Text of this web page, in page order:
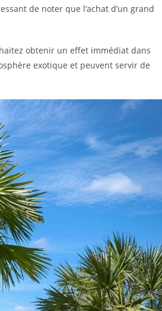
de noter que l’achat d’un grand
obtenir un effet immédiat dans
exotique et peuvent servir de